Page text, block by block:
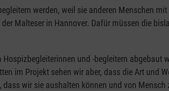
werden, weil sie anderen Menschen
Malteser in Hannover. Dafür müssen die
und -begleitern abgebaut
im Projekt sehen wir aber, dass die Art und
wir sie aushalten können und von